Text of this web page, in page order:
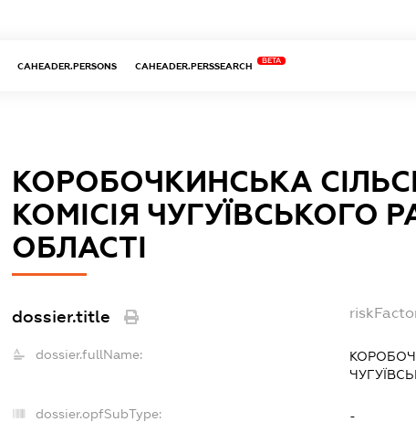
CAHEADER.PERSONS CAHEADER.PERSSEARCH
BETA
КОРОБОЧКИНСЬКА
КОМІСІЯ ЧУГУЇВСЬКОГО
ОБЛАСТІ
dossier.title
dossier.fullName:
dossier.opfSubType: -